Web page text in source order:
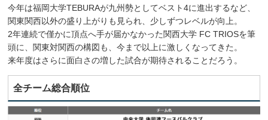
今年は福岡大学TEBURAが九州勢としてベスト4に進出するなど、
関東関西以外の盛り上がりも見られ、少しずつレベルが向上。
2年連続で僅かに頂点へ手が届かなかった関西大学 FC TRIOSを筆
頭に、関東対関西の構図も、今まで以上に激しくなってきた。
来年度はさらに面白さの増した試合が期待されることだろう。
全チーム総合順位